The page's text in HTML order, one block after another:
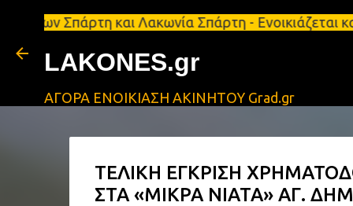
και Λακωνία Σπάρτη - Ενοικιάζεται
LAKONES.gr
ΑΓΟΡΑ ΕΝΟΙΚΙΑΣΗ ΑΚΙΝΗΤΟΥ Grad.gr
ΤΕΛΙΚΗ ΕΓΚΡΙΣΗ
ΣΤΑ «ΜΙΚΡΑ ΝΙΑΤΑ» ΑΓ.